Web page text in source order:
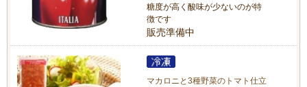
糖度が高く酸味が少ないのが特
徴です
販売準備中
マカロニと3種野菜のトマト仕立